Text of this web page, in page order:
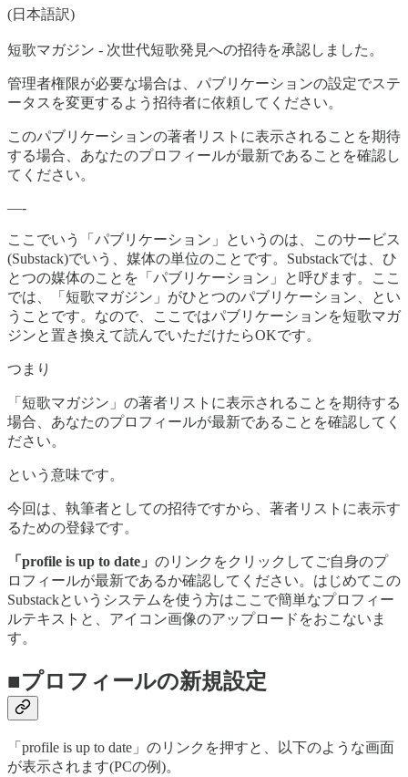
(日本語訳)
短歌マガジン - 次世代短歌発見への招待を承認しました。
管理者権限が必要な場合は、パブリケーションの設定でステ
ータスを変更するよう招待者に依頼してください。
このパブリケーションの著者リストに表示されることを期待
する場合、あなたのプロフィールが最新であることを確認し
てください。
—-
ここでいう「パブリケーション」というのは、このサービス
(Substack)でいう、媒体の単位のことです。Substackでは、ひ
とつの媒体のことを「パブリケーション」と呼びます。ここ
では、「短歌マガジン」がひとつのパブリケーション、とい
うことです。なので、ここではパブリケーションを短歌マガ
ジンと置き換えて読んでいただけたらOKです。
つまり
「短歌マガジン」の著者リストに表示されることを期待する
場合、あなたのプロフィールが最新であることを確認してく
ださい。
という意味です。
今回は、執筆者としての招待ですから、著者リストに表示す
るための登録です。
「profile is up to date」 のリンクをクリックしてご自身のプ
ロフィールが最新であるか確認してください。はじめてこの
Substackというシステムを使う方はここで簡単なプロフィー
ルテキストと、アイコン画像のアップロードをおこないま
す。
■プロフィールの新規設定
「profile is up to date」のリンクを押すと、以下のような画面
が表示されます(PCの例)。